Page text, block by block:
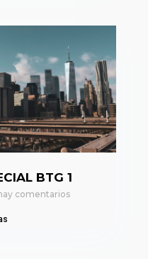
BTG 1
comentarios